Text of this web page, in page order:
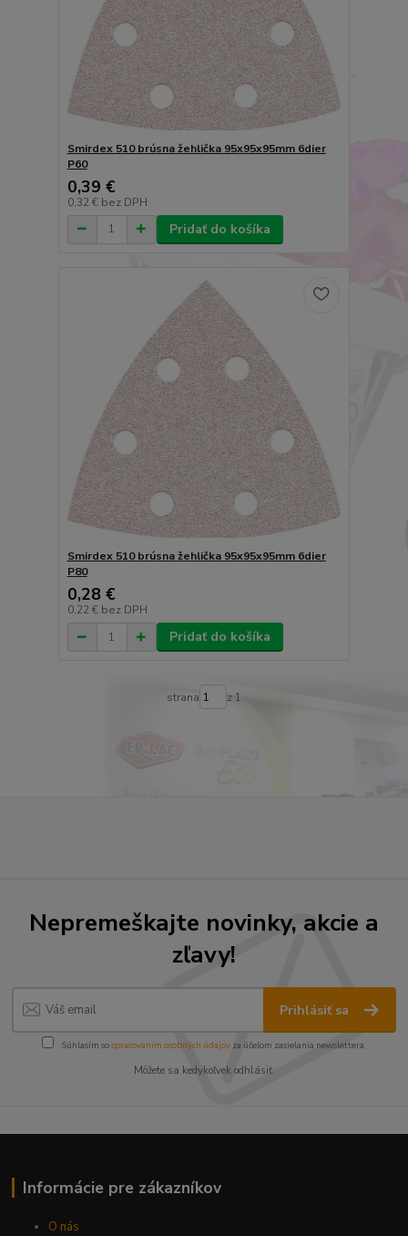
Smirdex 510 brúsna žehlička 95x95x95mm 6dier
P60
0,39 €
0,32 € bez DPH
Pridať do košíka
Smirdex 510 brúsna žehlička 95x95x95mm 6dier
P80
0,28 €
0,22 € bez DPH
Pridať do košíka
strana z 1
Nepremeškajte novinky, akcie a
zľavy!
Prihlásiť sa
Súhlasím sospracovaním osobných údajov za účelom zasielania newslettera.
Môžete sa kedykoľvek odhlásiť.
Informácie pre zákazníkov
O nás